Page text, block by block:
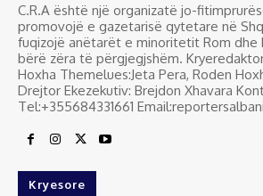
C.R.A është një organizatë jo-
promovojë e gazetarisë qytetare në
fuqizojë anëtarët e minoritetit Rom dhe
bërë zëra të përgjegjshëm.
Hoxha Themelues:Jeta Pera, Roden
Drejtor Ekezekutiv: Brejdon Xhavara
Tel:+355684331661
Kryesore